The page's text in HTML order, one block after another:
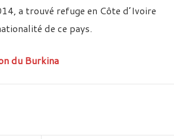
a trouvé refuge en Côte d’Ivoire
de ce pays.
du Burkina